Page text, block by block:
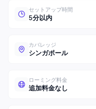
セットアップ時間
5分以内
カバレッジ
シンガポール
ローミング料金
追加料金なし